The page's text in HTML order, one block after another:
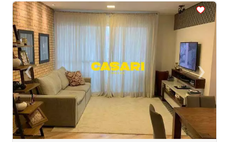
<<<<
‹Previous ›Next